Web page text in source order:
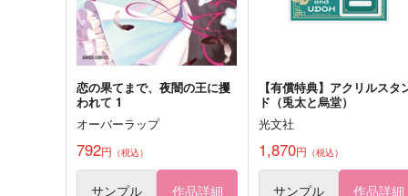
【再販】犬も喰わない
meisouka
440円
Let’s be Friends!
プラグマティズム
472
サンプル カート
恋の果てまで、夜闇の王に攫
われて 1
オーバーラップ
792円 （税込）
サンプル 作品詳細
【有償特典】アクリルスタ
ド（兎太と烏堂）
光文社
1,870円 （税込）
サンプル 作品詳細